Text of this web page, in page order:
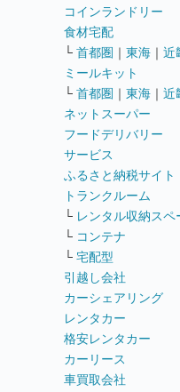
コインランドリー
食材宅配
└ 首都圏 ｜ 東海 ｜ 近
ミールキット
└ 首都圏 ｜ 東海 ｜ 近
ネットスーパー
フードデリバリー
サービス
ふるさと納税サイト
トランクルーム
└ レンタル収納スペ
└ コンテナ
└ 宅配型
引越し会社
カーシェアリング
レンタカー
格安レンタカー
カーリース
車買取会社